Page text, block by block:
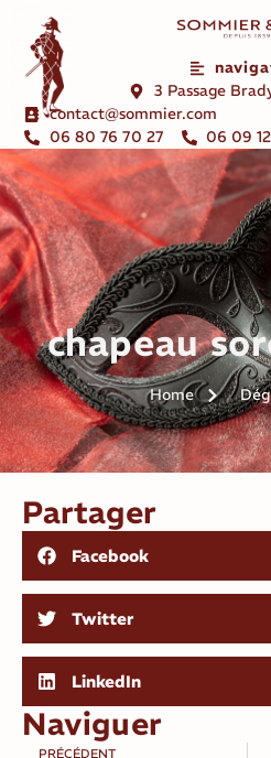
3 Passage
contact@sommier.com
06 80 76 70 27
06 09
chapeau
Home
Partager
Facebook
Twitter
LinkedIn
Naviguer
PRÉCÉDENT